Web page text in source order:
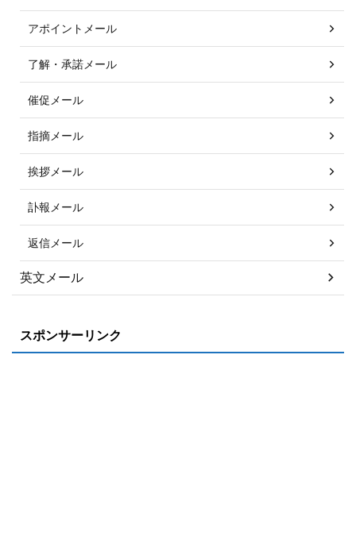
アポイントメール
了解・承諾メール
催促メール
指摘メール
挨拶メール
訃報メール
返信メール
英文メール
スポンサーリンク